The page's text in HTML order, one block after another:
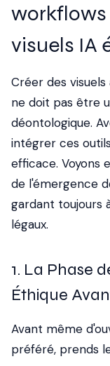
visuels IA
Créer des
ne doit pas être
déontologique.
intégrer ces
efficace. Voyons
de l'émergence
gardant toujours
légaux.
1. La Phase
Éthique
Avant même
préféré, prends